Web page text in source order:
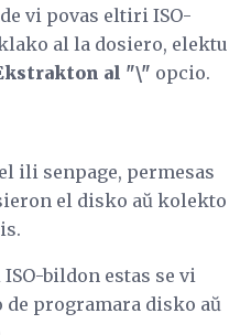
vi povas eltiri ISO-
al la dosiero, elektu
al "\" opcio.
ili senpage, permesas
el disko aŭ kolekto
bildon estas se vi
programara disko aŭ